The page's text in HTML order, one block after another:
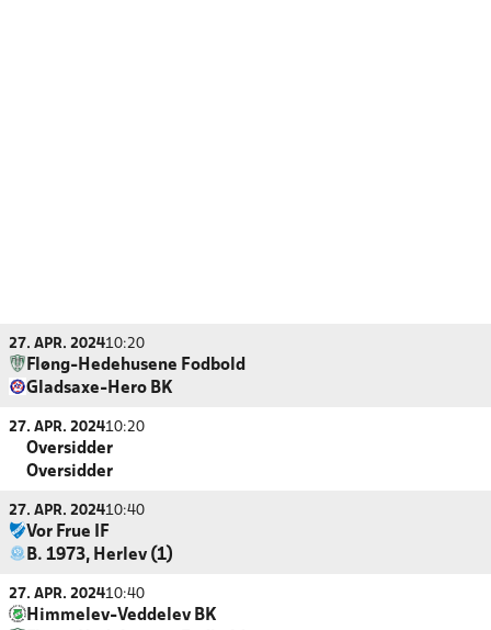
27. APR. 202410:20
Fløng-Hedehusene Fodbold
Gladsaxe-Hero BK
27. APR. 202410:20
Oversidder
Oversidder
27. APR. 202410:40
Vor Frue IF
B. 1973, Herlev (1)
27. APR. 202410:40
Himmelev-Veddelev BK